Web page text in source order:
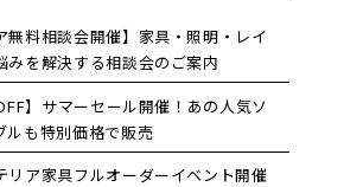
無料相談会開催】家具・照明・レイ
みを解決する相談会のご案内
】サマーセール開催！あの人気ソ
ルも特別価格で販売
リア家具フルオーダーイベント開催